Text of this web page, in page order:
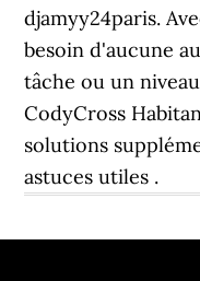
djamyy24paris.
besoin d'aucune
tâche ou un
CodyCross
solutions
astuces utiles .